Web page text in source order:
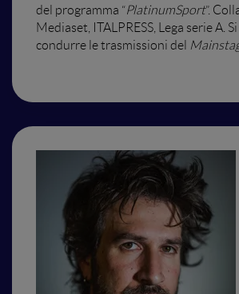
del programma “PlatinumSport”.
Mediaset, ITALPRESS, Lega serie A.
condurre le trasmissioni del